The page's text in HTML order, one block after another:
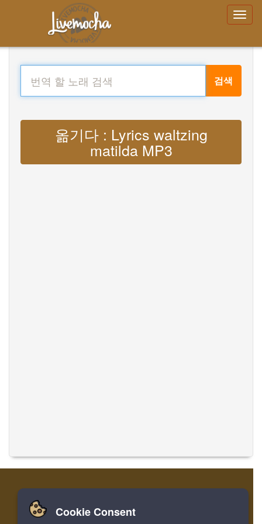
검색
옮기다 : Lyrics waltzing
matilda MP3
집 로그인 레지스터
Cookie Consent